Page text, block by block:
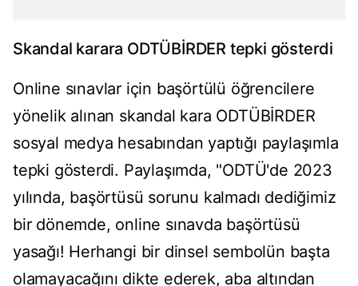
Skandal karara ODTÜBİRDER tepki gösterdi
Online sınavlar için başörtülü öğrencilere
yönelik alınan skandal kara ODTÜBİRDER
sosyal medya hesabından yaptığı paylaşımla
tepki gösterdi. Paylaşımda, "ODTÜ'de 2023
yılında, başörtüsü sorunu kalmadı dediğimiz
bir dönemde, online sınavda başörtüsü
yasağı! Herhangi bir dinsel sembolün başta
olamayacağını dikte ederek, aba altından